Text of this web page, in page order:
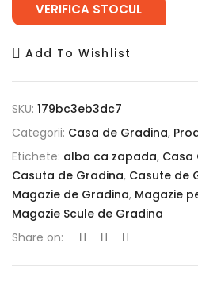
VERIFICA STOCUL
Add To Wishlist
SKU: 179bc3eb3dc7
Categorii: Casa de Gradina,
Etichete: alba ca zapada, Casa
Casuta de Gradina, Casute de
Magazie de Gradina, Magazie
Magazie Scule de Gradina
Share on: